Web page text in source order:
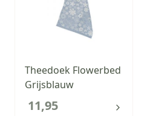
Theedoek Flowerbed
Grijsblauw
11,95